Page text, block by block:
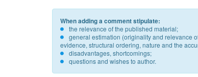
When adding a comment stipulate:
the relevance of the published material;
general estimation (originality and relevance
evidence, structural ordering, nature and the
disadvantages, shortcomings;
questions and wishes to author.